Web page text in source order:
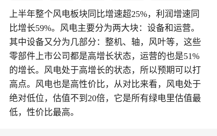
上半年整个风电板块同比增速超25%，利润增速同
比增长59%。风电主要分为两大块：设备和运营。
其中设备又分为几部分：整机、轴，风叶等，这些
零部件上市公司都是高增长状态，运营的也是51%
的增长。风电处于高增长的状态，所以预期可以打
高点。风电也是高性价比，从对比来看，风电处于
绝对低位，估值不到20倍，它是所有绿电里估值最
低，性价比最高。